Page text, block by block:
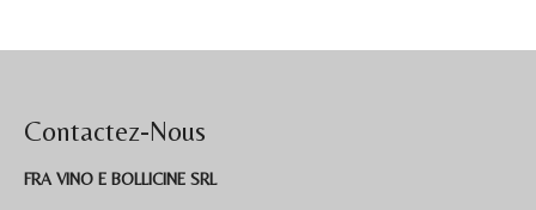
Contactez-Nous
FRA VINO E BOLLICINE SRL